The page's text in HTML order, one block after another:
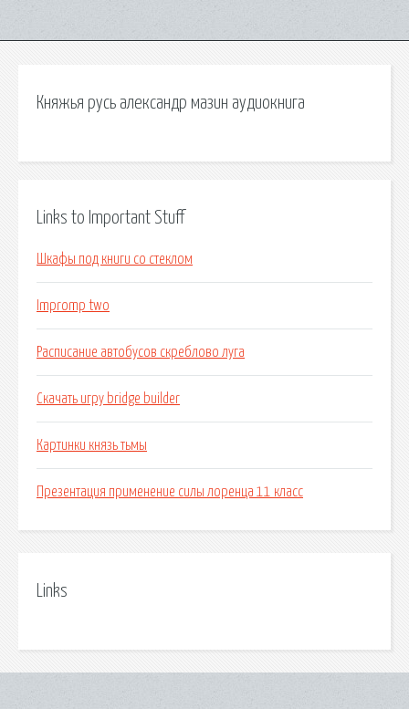
Княжья русь александр мазин аудиокнига
Links to Important Stuff
Шкафы под книги со стеклом
Impromp two
Расписание автобусов скреблово луга
Скачать игру bridge builder
Картинки князь тьмы
Презентация применение силы лоренца 11 класс
Links